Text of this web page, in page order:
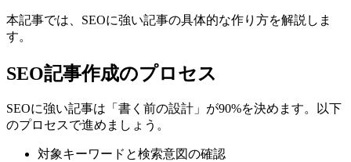
本記事では、SEOに強い記事の具体的な作り方を解説しま
す。
SEO記事作成のプロセス
SEOに強い記事は「書く前の設計」が90%を決めます。以下
のプロセスで進めましょう。
対象キーワードと検索意図の確認